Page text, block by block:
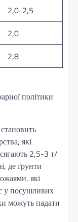
2,0-2,5
2,0
2,8
політики
які
2,5-3 т/
де ґрунти
які
у посушливих
можуть падати